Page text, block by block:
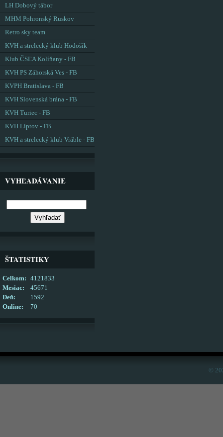
LH Dobový tábor
MHM Pohronský Ruskov
Retro sky team
KVH a strelecký klub Hodošík
Klub ČSĽA Kolíňany - FB
KVH PS Záhorská Ves - FB
KVPH Bratislava - FB
KVH Slovenská brána - FB
KVH Turiec - FB
KVH Liptov - FB
KVH a strelecký klub Vráble - FB
VYHĽADÁVANIE
ŠTATISTIKY
Online: 70
Celkom:
4121833
Mesiac:
45671
Deň:
1592
©